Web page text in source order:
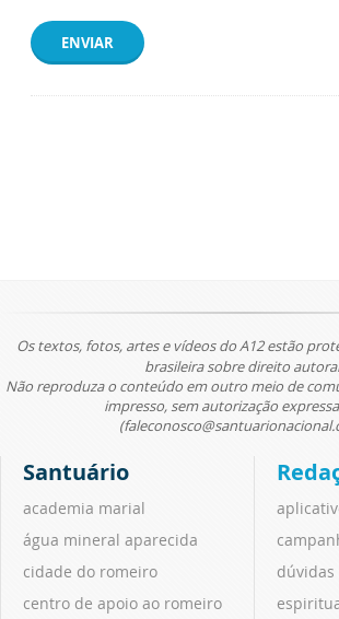
ENVIAR
Os textos, fotos, artes e vídeos do A12 estão
brasileira sobre direito
Não reproduza o conteúdo em outro meio de
impresso, sem autorização
Santuário
academia marial
água mineral aparecida
cidade do romeiro
centro de apoio ao romeiro
dúvidas